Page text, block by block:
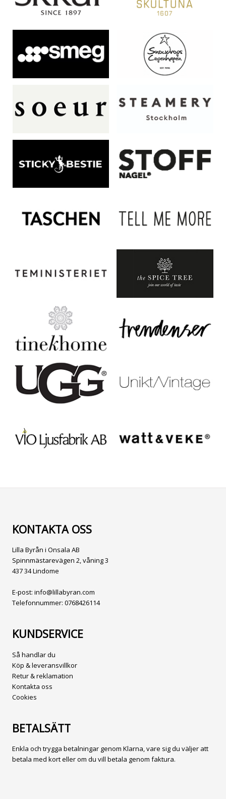
KONTAKTA OSS
Lilla Byrån i Onsala AB
Spinnmästarevägen 2, våning 3
437 34 Lindome
E-post: info@lillabyran.com
Telefonnummer: 0768426114
KUNDSERVICE
Så handlar du
Köp & leveransvillkor
Retur & reklamation
Kontakta oss
Cookies
BETALSÄTT
Enkla och trygga betalningar genom Klarna, vare sig du väljer att
betala med kort eller om du vill betala genom faktura.